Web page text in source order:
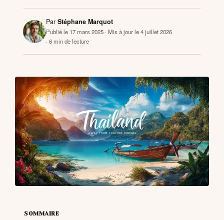
EXPATRIATION
BLOG
CONTACTS
Par Stéphane Marquot
Publié le 17 mars 2025 · Mis à jour le 4 juillet 2026
· 6 min de lecture
SOMMAIRE